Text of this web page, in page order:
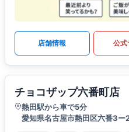
店舗情報 公式
チョコザップ六番町店
熱田駅から車で5分
愛知県名古屋市熱田区六番3ー